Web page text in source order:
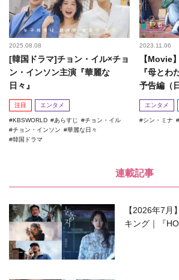
2025.08.08
[韓国ドラマ]チョン・イル×チョ
ン・インソン主演『華麗な
日々』
注目 エンタメ
KBSWORLD あらすじ
チョン・イル
チョン・インソン
華麗な日々
韓国ドラマ
2023.11.06
【Movie
『母とわ
予告編（
エンタメ
シン・ミナ
連載記事
【2026年7月
キング｜『